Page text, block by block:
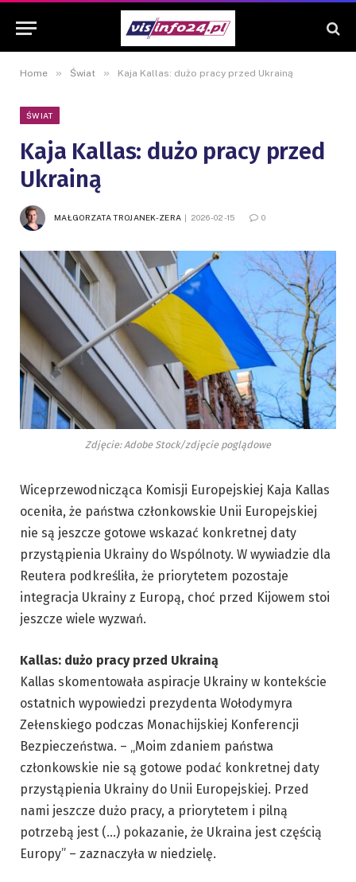
Home » Świat » Kaja Kallas: dużo pracy przed Ukrainą
ŚWIAT
Kaja Kallas: dużo pracy przed
Ukrainą
MAŁGORZATA TROJANEK-ZERA 2026-02-15 0
Zdjęcie: Adobe Stock/zdjęcie poglądowe
Wiceprzewodnicząca Komisji Europejskiej Kaja Kallas
oceniła, że państwa członkowskie Unii Europejskiej
nie są jeszcze gotowe wskazać konkretnej daty
przystąpienia Ukrainy do Wspólnoty. W wywiadzie dla
Reutera podkreśliła, że priorytetem pozostaje
integracja Ukrainy z Europą, choć przed Kijowem stoi
jeszcze wiele wyzwań.
Kallas: dużo pracy przed Ukrainą
Kallas skomentowała aspiracje Ukrainy w kontekście
ostatnich wypowiedzi prezydenta Wołodymyra
Zełenskiego podczas Monachijskiej Konferencji
Bezpieczeństwa. – „Moim zdaniem państwa
członkowskie nie są gotowe podać konkretnej daty
przystąpienia Ukrainy do Unii Europejskiej. Przed
nami jeszcze dużo pracy, a priorytetem i pilną
potrzebą jest (…) pokazanie, że Ukraina jest częścią
Europy” – zaznaczyła w niedzielę.